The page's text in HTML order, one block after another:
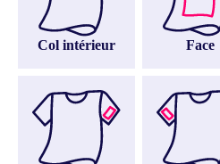
Col intérieur Face